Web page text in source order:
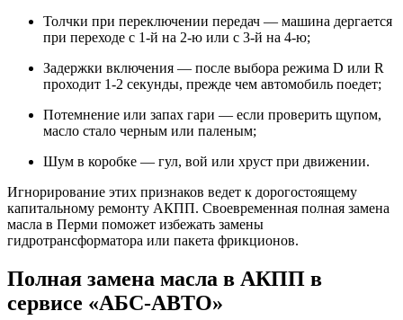
Толчки при переключении передач — машина дергается
при переходе с 1-й на 2-ю или с 3-й на 4-ю;
Задержки включения — после выбора режима D или R
проходит 1-2 секунды, прежде чем автомобиль поедет;
Потемнение или запах гари — если проверить щупом,
масло стало черным или паленым;
Шум в коробке — гул, вой или хруст при движении.
Игнорирование этих признаков ведет к дорогостоящему
капитальному ремонту АКПП. Своевременная полная замена
масла в Перми поможет избежать замены
гидротрансформатора или пакета фрикционов.
Полная замена масла в АКПП в
сервисе «АБС-АВТО»